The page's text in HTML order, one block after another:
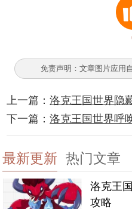
免责声明：文章图片应用
上一篇：洛克王国世界隐
下一篇：洛克王国世界呼
最新更新 热门文章
洛克王
攻略